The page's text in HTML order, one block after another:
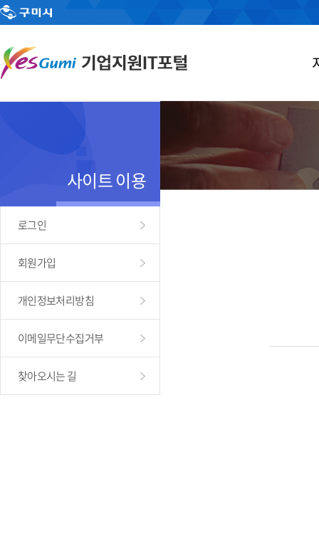
사이트 이용
로그인
회원가입
개인정보처리방침
이메일무단수집거부
찾아오시는 길